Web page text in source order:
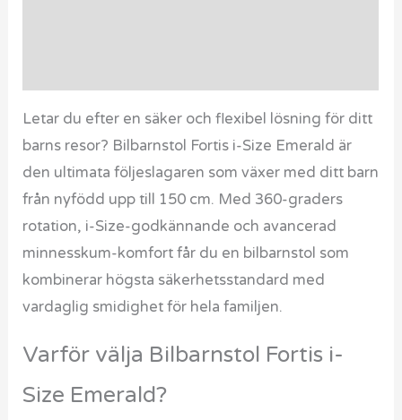
Letar du efter en säker och flexibel lösning för ditt
barns resor? Bilbarnstol Fortis i-Size Emerald är
den ultimata följeslagaren som växer med ditt barn
från nyfödd upp till 150 cm. Med 360-graders
rotation, i-Size-godkännande och avancerad
minnesskum-komfort får du en bilbarnstol som
kombinerar högsta säkerhetsstandard med
vardaglig smidighet för hela familjen.
Varför välja Bilbarnstol Fortis i-
Size Emerald?